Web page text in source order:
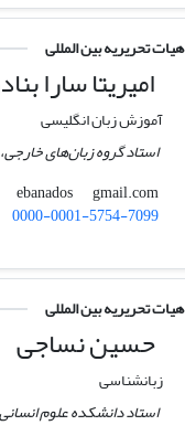
هیات تحریریه بین المللی
امیریتا سارا
آموزش زبان انگلیسی
استاد گروه زبان‌های
ebanados
gmail.com
0000-0001-5754-7099
هیات تحریریه بین المللی
حسین نساجی
زبانشناسی
استاد دانشکده علوم